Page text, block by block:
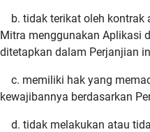
b. tidak terikat oleh kontrak
Mitra menggunakan Aplikasi
ditetapkan dalam Perjanjian
c. memiliki hak yang
kewajibannya berdasarkan
d. tidak melakukan atau